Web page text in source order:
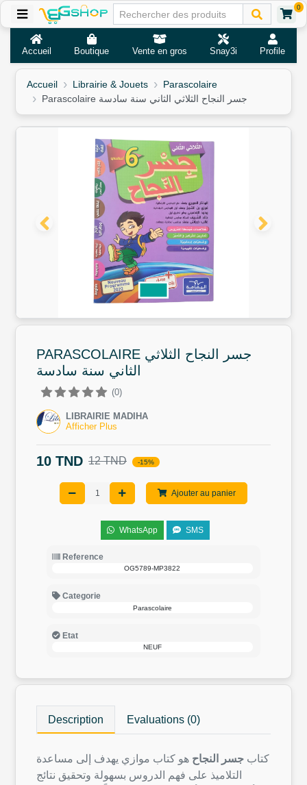
0
Accueil Boutique Vente en gros Snay3i Profile
Accueil Librairie & Jouets
Parascolaire
Parascolaire جسر النجاح الثلاثي الثاني سنة سادسة
PARASCOLAIRE جسر النجاح الثلاثي
الثاني سنة سادسة
(0)
LIBRAIRIE MADIHA
Afficher Plus
10 TND 12 TND -15%
Ajouter au panier
WhatsApp SMS
Reference
OG5789-MP3822
Categorie
Parascolaire
Etat
NEUF
Description Evaluations (0)
كتاب جسر النجاح هو كتاب موازي يهدف إلى مساعدة
التلاميذ على فهم الدروس بسهولة وتحقيق نتائج